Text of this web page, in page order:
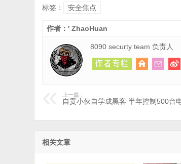
标签： 安全焦点
作者：' ZhaoHuan
8090 securty team 负责人
上一篇：
自贡小伙自学成黑客 半年控制500台
相关文章